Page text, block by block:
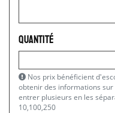
Quantité
Nos prix bénéficient
obtenir des informations
entrer plusieurs en les
10,100,250